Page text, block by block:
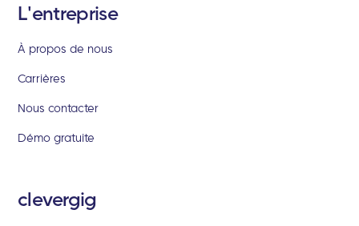
L'entreprise
À propos de nous
Carrières
Nous contacter
Démo gratuite
clevergig